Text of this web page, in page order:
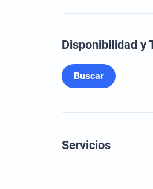
Disponibilidad y
Buscar
Servicios